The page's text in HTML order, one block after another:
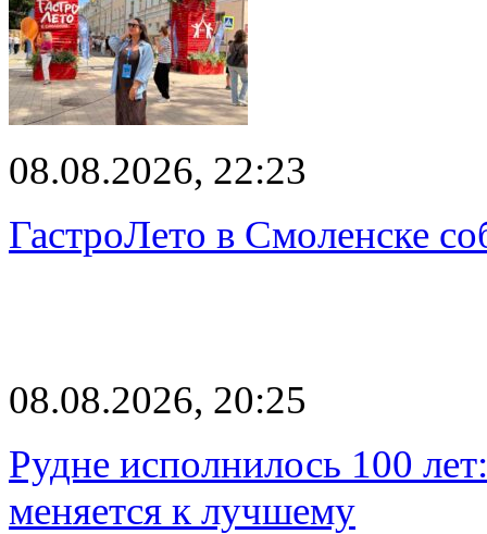
08.08.2026, 22:23
ГастроЛето в Смоленске
08.08.2026, 20:25
Рудне исполнилось 100
меняется к лучшему